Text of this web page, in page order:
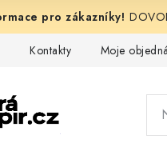
Kontakty Moje